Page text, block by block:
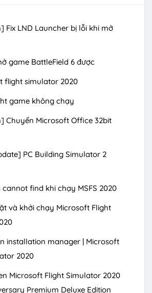
Fix LND Launcher bị lỗi khi mở
game BattleField 6 được
flight simulator 2020
game không chạy
Chuyển Microsoft Office 32bit
PC Building Simulator 2
cannot find khi chạy MSFS 2020
và khởi chạy Microsoft Flight
installation manager | Microsoft
2020
Microsoft Flight Simulator 2020
Premium Deluxe Edition